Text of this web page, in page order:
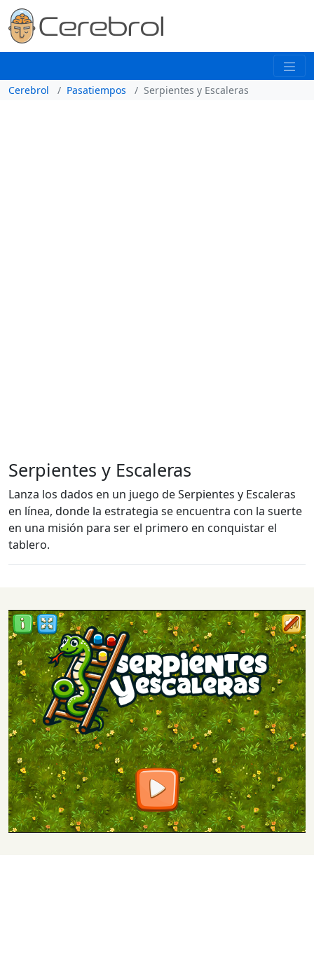
Cerebrol Pasatiempos Serpientes y Escaleras
Serpientes y Escaleras
Lanza los dados en un juego de Serpientes y Escaleras
en línea, donde la estrategia se encuentra con la suerte
en una misión para ser el primero en conquistar el
tablero.